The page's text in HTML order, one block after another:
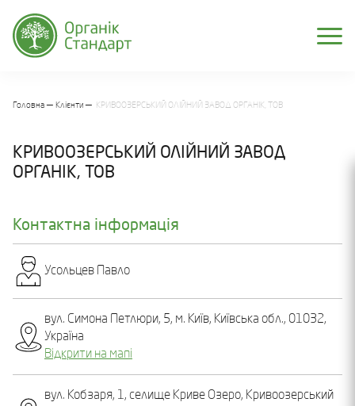
Головна Клієнти КРИВООЗЕРСЬКИЙ ОЛІЙНИЙ ЗАВОД ОРГАНІК, ТОВ
КРИВООЗЕРСЬКИЙ ОЛІЙНИЙ ЗАВОД
ОРГАНІК, ТОВ
Контактна інформація
Усольцев Павло
вул. Симона Петлюри, 5, м. Київ, Київська обл., 01032,
Україна
Відкрити на мапі
вул. Кобзаря, 1, селище Криве Озеро, Кривоозерський